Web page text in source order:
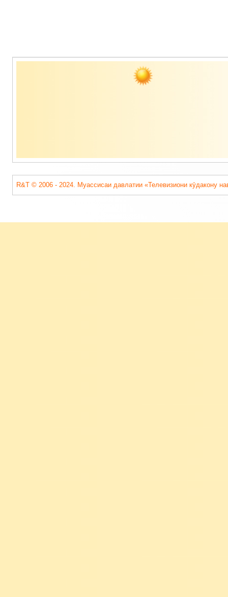
Содержимое
R&T © 2006 - 2024. Муассисаи давлатии «Телевизиони кӯдакону